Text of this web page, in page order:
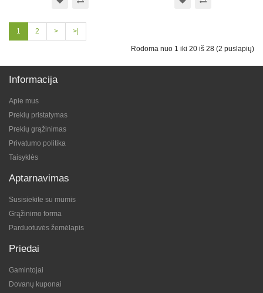
1 2 > >|
Rodoma nuo 1 iki 20 iš 28 (2 puslapių)
Informacija
Apie mus
Prekių pristatymas
Prekių grąžinimas
Privatumo politika
Taisyklės
Aptarnavimas
Susisiekite su mumis
Grąžinimo forma
Parduotuvės žemėlapis
Priedai
Gamintojai
Dovanų kuponai